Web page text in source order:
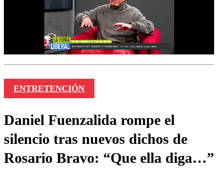
ENTRETENCIÓN
Daniel Fuenzalida rompe el
silencio tras nuevos dichos de
Rosario Bravo: “Que ella diga…”